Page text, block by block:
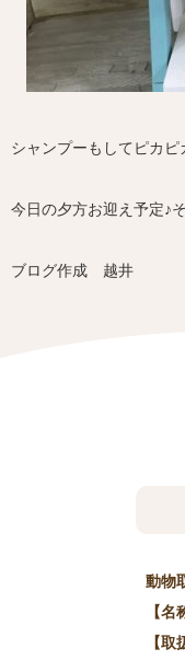
シャンプーもしてピカ
今日の夕方お迎え予定♪
ブログ作成 越井
動物
【
【